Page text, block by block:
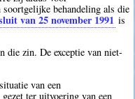
soortgelijke behandeling als die
van 25 november 1991 is
die zin. De exceptie van niet-
van een
ter uitvoering van een